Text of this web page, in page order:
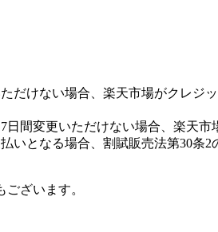
だけない場合、楽天市場がクレジ
間変更いただけない場合、楽天市
となる場合、割賦販売法第30条
ざいます。